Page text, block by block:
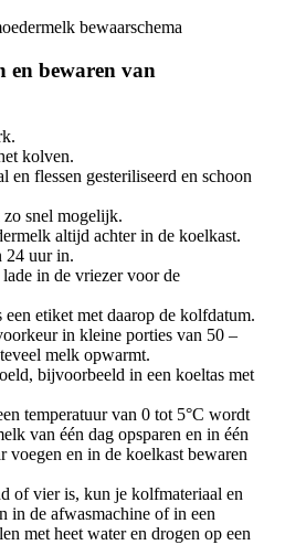
bewaarschema
en bewaren van
kolven.
en flessen gesteriliseerd en schoon
snel mogelijk.
altijd achter in de koelkast.
24 uur in.
lade in de vriezer voor de
etiket met daarop de kolfdatum.
in kleine porties van 50 –
melk opwarmt.
bijvoorbeeld in een koeltas met
temperatuur van 0 tot 5°C wordt
van één dag opsparen en in één
voegen en in de koelkast bewaren
of vier is, kun je kolfmateriaal en
in de afwasmachine of in een
met heet water en drogen op een